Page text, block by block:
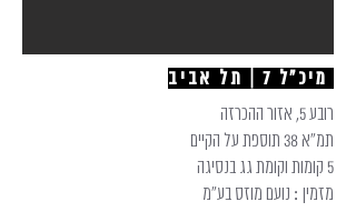
רובע 5, אזור ההכרזה
תמ"א 38 תוספת על הקיים
5 קומות וקומת גג בנסיגה
מזמין : נועם מוזס בע"מ